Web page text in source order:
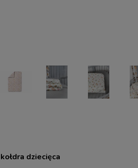
dziecięca